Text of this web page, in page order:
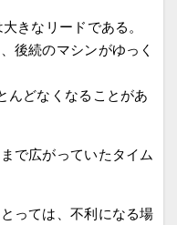
きなリードである。
後続のマシンがゆっく
んどなくなることがあ
で広がっていたタイム
っては、不利になる場